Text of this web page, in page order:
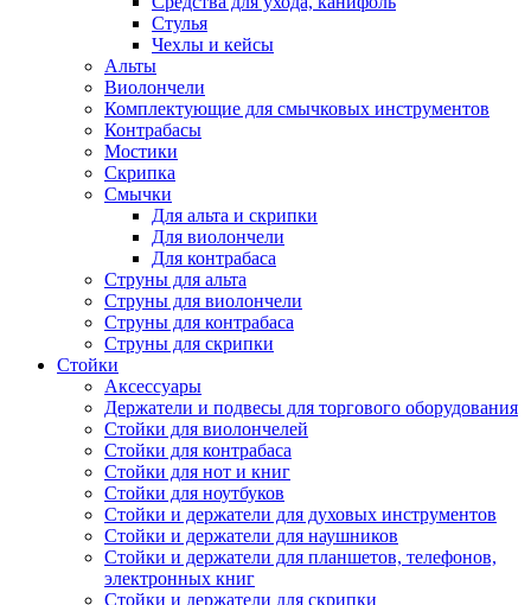
Стулья
Чехлы и кейсы
Альты
Виолончели
Комплектующие для смычковых инструментов
Контрабасы
Мостики
Скрипка
Смычки
Для альта и скрипки
Для виолончели
Для контрабаса
Струны для альта
Струны для виолончели
Струны для контрабаса
Струны для скрипки
Стойки
Аксессуары
Держатели и подвесы для торгового оборудования
Стойки для виолончелей
Стойки для контрабаса
Стойки для нот и книг
Стойки для ноутбуков
Стойки и держатели для духовых инструментов
Стойки и держатели для наушников
Стойки и держатели для планшетов, телефонов,
электронных книг
Стойки и держатели для скрипки